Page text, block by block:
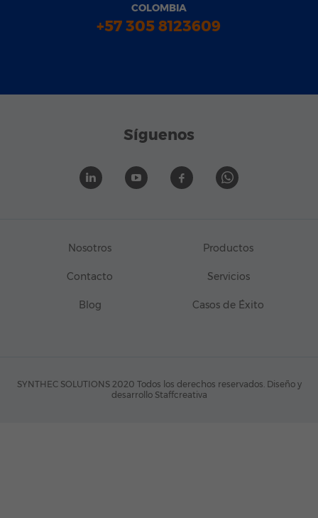
COLOMBIA
+57 305 8123609
Síguenos
Nosotros Productos
Contacto Servicios
Blog Casos de Éxito
SYNTHEC SOLUTIONS 2020 Todos los derechos reservados. Diseño y
desarrollo Staffcreativa